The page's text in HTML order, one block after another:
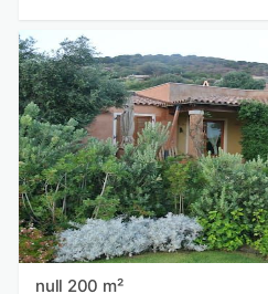
null 200 m²